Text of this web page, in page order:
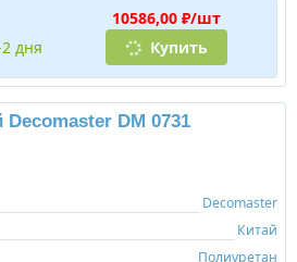
8219,00 ₽/шт
1-2 дня
Купить
Decomaster DM 0722
Decomaster
Китай
Полиуретан